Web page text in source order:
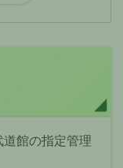
館の指定管理